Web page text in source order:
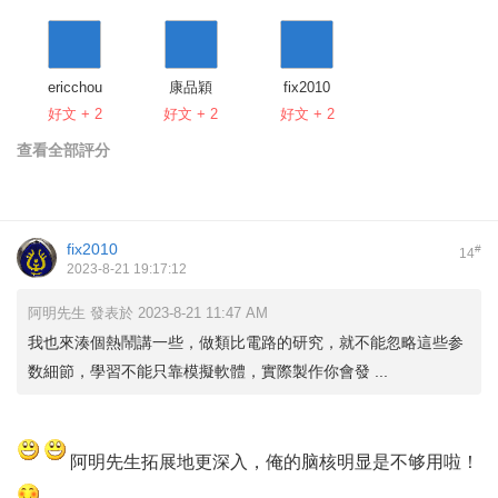
ericchou
好文 + 2
康品穎
好文 + 2
fix2010
好文 + 2
查看全部評分
14#
fix2010
2023-8-21 19:17:12
阿明先生 發表於 2023-8-21 11:47 AM
我也來湊個熱鬧講一些，做類比電路的研究，就不能忽略這些参
数細節，學習不能只靠模擬軟體，實際製作你會發 ...
阿明先生拓展地更深入，俺的脑核明显是不够用啦！